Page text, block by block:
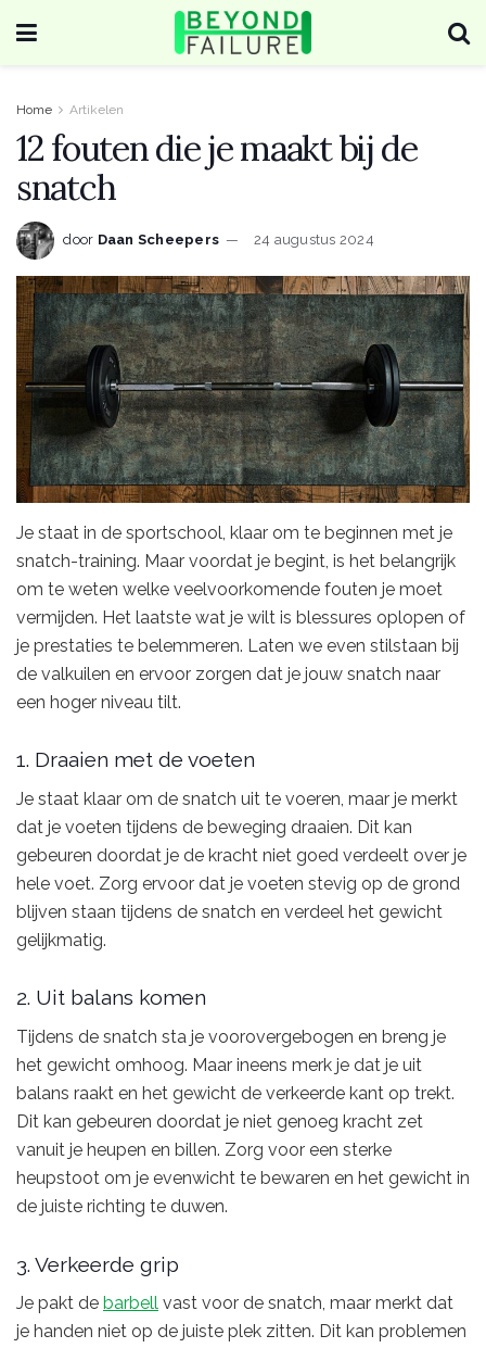
Home Artikelen
12 fouten die je maakt bij de
snatch
door Daan Scheepers 24 augustus 2024
Je staat in de sportschool, klaar om te beginnen met je
snatch-training. Maar voordat je begint, is het belangrijk
om te weten welke veelvoorkomende fouten je moet
vermijden. Het laatste wat je wilt is blessures oplopen of
je prestaties te belemmeren. Laten we even stilstaan bij
de valkuilen en ervoor zorgen dat je jouw snatch naar
een hoger niveau tilt.
1. Draaien met de voeten
Je staat klaar om de snatch uit te voeren, maar je merkt
dat je voeten tijdens de beweging draaien. Dit kan
gebeuren doordat je de kracht niet goed verdeelt over je
hele voet. Zorg ervoor dat je voeten stevig op de grond
blijven staan tijdens de snatch en verdeel het gewicht
gelijkmatig.
2. Uit balans komen
Tijdens de snatch sta je voorovergebogen en breng je
het gewicht omhoog. Maar ineens merk je dat je uit
balans raakt en het gewicht de verkeerde kant op trekt.
Dit kan gebeuren doordat je niet genoeg kracht zet
vanuit je heupen en billen. Zorg voor een sterke
heupstoot om je evenwicht te bewaren en het gewicht in
de juiste richting te duwen.
3. Verkeerde grip
Je pakt de barbell vast voor de snatch, maar merkt dat
je handen niet op de juiste plek zitten. Dit kan problemen